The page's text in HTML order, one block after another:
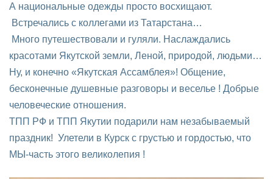
А национальные одежды просто восхищают.
Встречались с коллегами из Татарстана…
Много путешествовали и гуляли. Наслаждались
красотами Якутской земли, Леной, природой, людьми…
Ну, и конечно «Якутская Ассамблея»! Общение,
бесконечные душевные разговоры и веселье ! Добрые
человеческие отношения.
ТПП РФ и ТПП Якутии подарили нам незабываемый
праздник! Улетели в Курск с грустью и гордостью, что
МЫ-часть этого великолепия !